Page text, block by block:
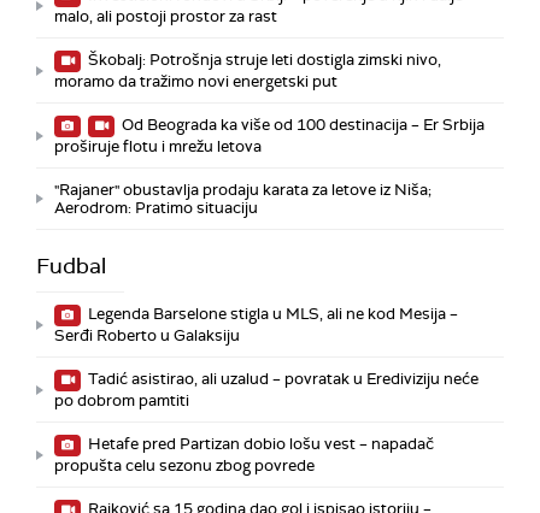
malo, ali postoji prostor za rast
Škobalj: Potrošnja struje leti dostigla zimski nivo,
moramo da tražimo novi energetski put
Od Beograda ka više od 100 destinacija – Er Srbija
proširuje flotu i mrežu letova
"Rajaner" obustavlja prodaju karata za letove iz Niša;
Aerodrom: Pratimo situaciju
Fudbal
Legenda Barselone stigla u MLS, ali ne kod Mesija –
Serđi Roberto u Galaksiju
Tadić asistirao, ali uzalud – povratak u Erediviziju neće
po dobrom pamtiti
Hetafe pred Partizan dobio lošu vest – napadač
propušta celu sezonu zbog povrede